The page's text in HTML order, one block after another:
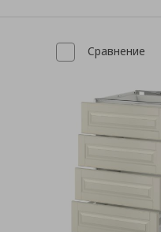
Сравнение